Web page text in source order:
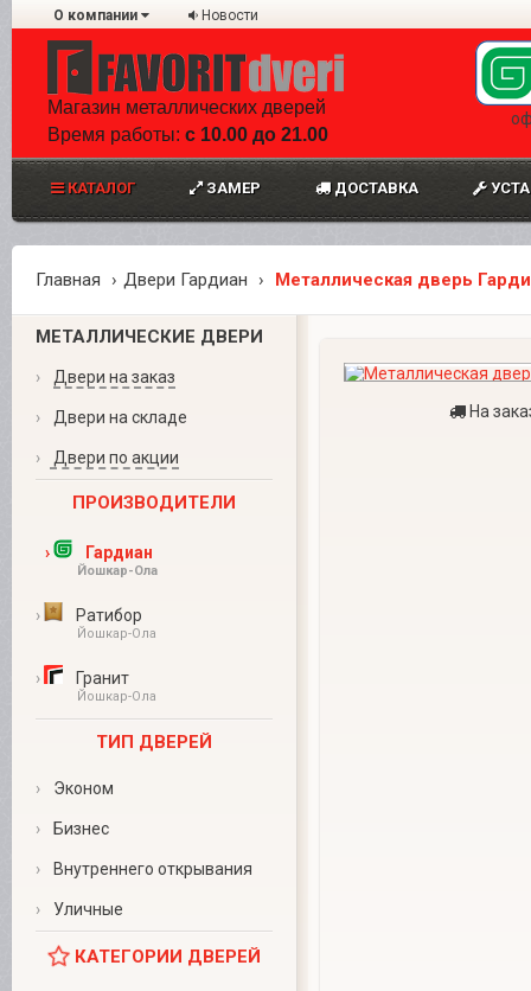
О компании Новости
Магазин металлических дверей
Время работы: с 10.00 до 21.00
КАТАЛОГ ЗАМЕР ДОСТАВКА
Главная Двери Гардиан Металлическая дверь
МЕТАЛЛИЧЕСКИЕ ДВЕРИ
› Двери на заказ
› Двери на складе
› Двери по акции
ПРОИЗВОДИТЕЛИ
› Гардиан
Йошкар-Ола
› Ратибор
Йошкар-Ола
› Гранит
Йошкар-Ола
ТИП ДВЕРЕЙ
› Эконом
› Бизнес
› Внутреннего открывания
› Уличные
КАТЕГОРИИ ДВЕРЕЙ
На